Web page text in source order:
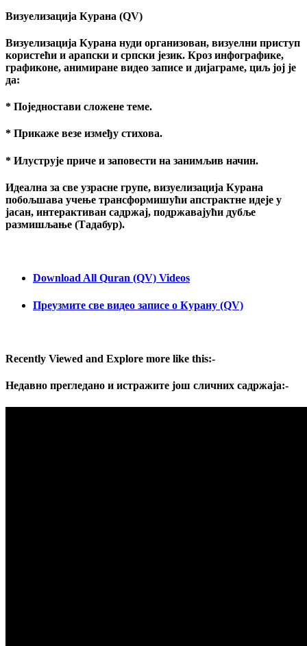
Визуелизација Курана (QV)
Визуелизација Курана нуди организован, визуелни приступ
користећи и арапски и српски језик. Кроз инфографике,
графиконе, анимиране видео записе и дијаграме, циљ јој је
да:
* Поједностави сложене теме.
* Прикаже везе између стихова.
* Илуструје приче и заповести на занимљив начин.
Идеална за све узрасне групе, визуелизација Курана
побољшава учење трансформишући апстрактне идеје у
јасан, интерактиван садржај, подржавајући дубље
размишљање (Тадабур).
Download All Quran (QV) Videos
Преузмите све видео записе о Курану (QV)
Recently Viewed and Explore more like this:-
Недавно прегледано и истражите још сличних садржаја:-